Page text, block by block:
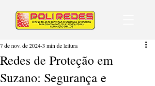
Redes de Proteção em
Suzano: Segurança e
7 de nov. de 20243 min de leitura